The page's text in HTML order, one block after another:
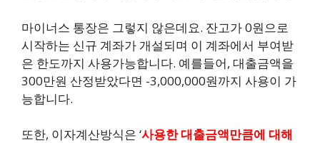
마이너스 통장은 그렇지 않은데요. 잔고가 0원으로
시작하는 신규 계좌가 개설되며 이 계좌에서 부여받
은 한도까지 사용가능합니다. 예를들어, 대출금액을
300만원 산정받았다면 -3,000,000원까지 사용이 가
능합니다.
또한, 이자계산방식은 ‘사용한 대출금액만큼에 대해